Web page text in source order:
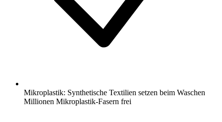
Mikroplastik: Synthetische Textilien setzen beim Waschen
Millionen Mikroplastik-Fasern frei